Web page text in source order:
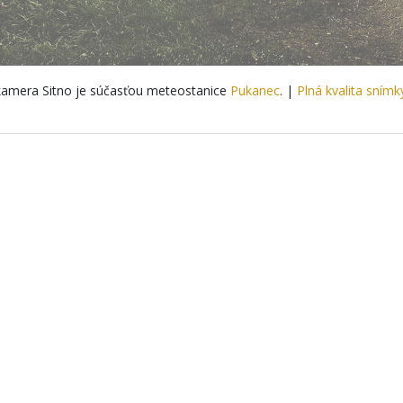
Sitno je súčasťou meteostanice Pukanec. | Plná kvalita